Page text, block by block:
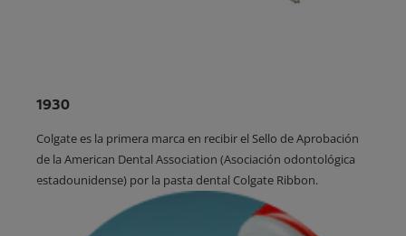
1930
Colgate es la primera marca en recibir el Sello de Aprobación
de la American Dental Association (Asociación odontológica
estadounidense) por la pasta dental Colgate Ribbon.